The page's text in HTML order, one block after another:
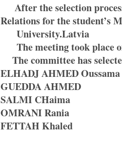
After the selection
Relations for the
University.Latvia
The meeting took place
The committee has
ELHADJ AHMED Oussama
GUEDDA AHMED
SALMI CHaima
OMRANI Rania
FETTAH Khaled